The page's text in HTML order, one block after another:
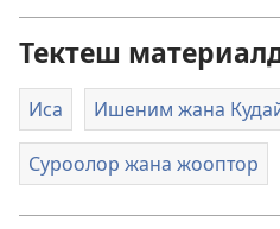
Тектеш
Иса Ишеним жана
Суроолор жана жооптор